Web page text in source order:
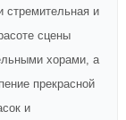
стремительная и
сцены
хорами, а
прекрасной
и